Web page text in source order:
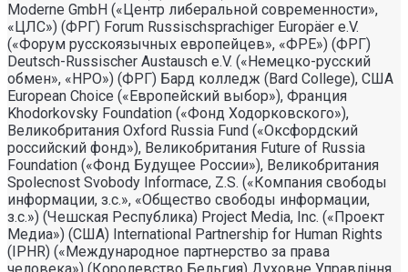
Moderne GmbH («Центр либеральной современности»,
«ЦЛС») (ФРГ) Forum Russischsprachiger Europäer e.V.
(«Форум русскоязычных европейцев», «ФРЕ») (ФРГ)
Deutsch-Russischer Austausch e.V. («Немецко-русский
обмен», «НРО») (ФРГ) Бард колледж (Bard College), США
European Choice («Европейский выбор»), Франция
Khodorkovsky Foundation («Фонд Ходорковского»),
Великобритания Oxford Russia Fund («Оксфордский
российский фонд»), Великобритания Future of Russia
Foundation («Фонд Будущее России»), Великобритания
Spolecnost Svobody Informace, Z.S. («Компания свободы
информации, з.с.», «Общество свободы информации,
з.с.») (Чешская Республика) Project Media, Inc. («Проект
Медиа») (США) International Partnership for Human Rights
(IPHR) («Международное партнерство за права